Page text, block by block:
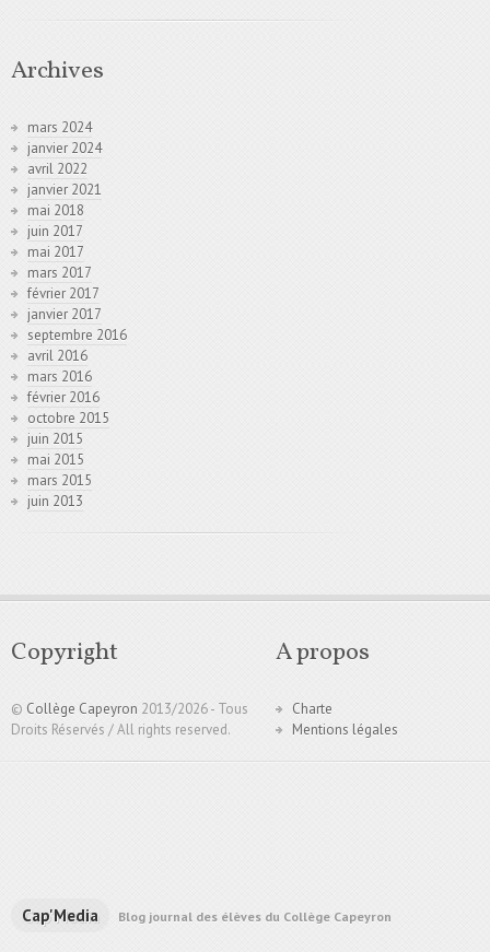
Archives
mars 2024
janvier 2024
avril 2022
janvier 2021
mai 2018
juin 2017
mai 2017
mars 2017
février 2017
janvier 2017
septembre 2016
avril 2016
mars 2016
février 2016
octobre 2015
juin 2015
mai 2015
mars 2015
juin 2013
Copyright
© Collège Capeyron 2013/2026 - Tous
Droits Réservés / All rights reserved.
A propos
Charte
Mentions légales
Cap'Media Blog journal des élèves du Collège Capeyron